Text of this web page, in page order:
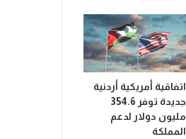
اتفاقية أمريكية أردنية
جديدة توفر 354.6
مليون دولار لدعم
المملكة